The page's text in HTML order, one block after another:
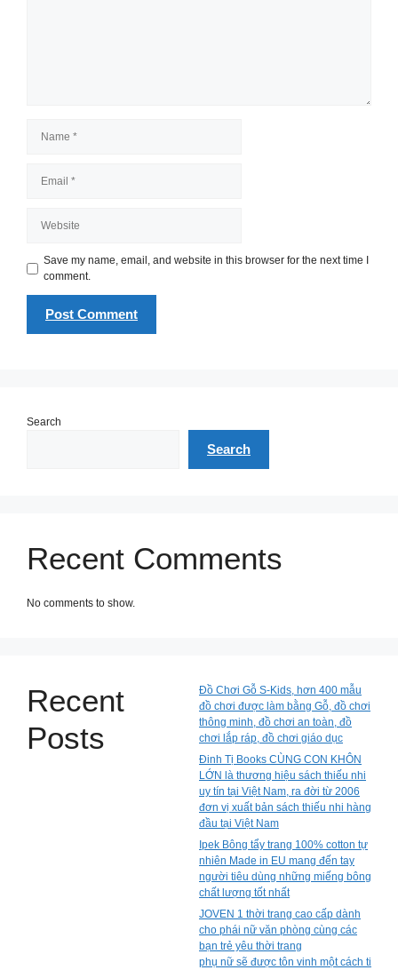
Save my name, email, and website in this browser for the next time I
comment.
Search
Search
Recent Comments
No comments to show.
Recent
Posts
Đồ Chơi Gỗ S-Kids, hơn 400 mẫu
đồ chơi được làm bằng Gỗ, đồ chơi
thông minh, đồ chơi an toàn, đồ
chơi lắp ráp, đồ chơi giáo dục
Đinh Tị Books CÙNG CON KHÔN
LỚN là thương hiệu sách thiếu nhi
uy tín tại Việt Nam, ra đời từ 2006
đơn vị xuất bản sách thiếu nhi hàng
đầu tại Việt Nam
Ipek Bông tẩy trang 100% cotton tự
nhiên Made in EU mang đến tay
người tiêu dùng những miếng bông
chất lượng tốt nhất
JOVEN 1 thời trang cao cấp dành
cho phái nữ văn phòng cùng các
bạn trẻ yêu thời trang
phụ nữ sẽ được tôn vinh một cách ti